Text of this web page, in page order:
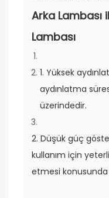
Arka Lambası
Lambası
1. Yüksek
aydınlatma
üzerindedir.
2. Düşük güç
kullanım için yeterli
etmesi konusunda